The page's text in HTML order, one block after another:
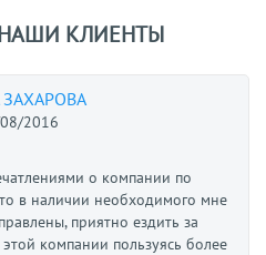
КЛИЕНТЫ
ЗАХАРОВА
2016
о компании по
в наличии необходимого мне
приятно ездить за
компании пользуясь более